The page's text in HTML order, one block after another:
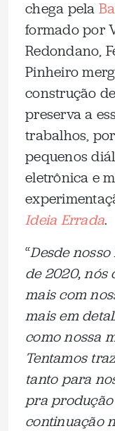
chega pela
formado por
Redondano,
Pinheiro
construção
preserva a
trabalhos,
pequenos
eletrônica e
Ideia Errada.
“Desde nosso
de 2020, nós
mais com
mais em
como nossa
Tentamos
tanto para
pra produção
continuação